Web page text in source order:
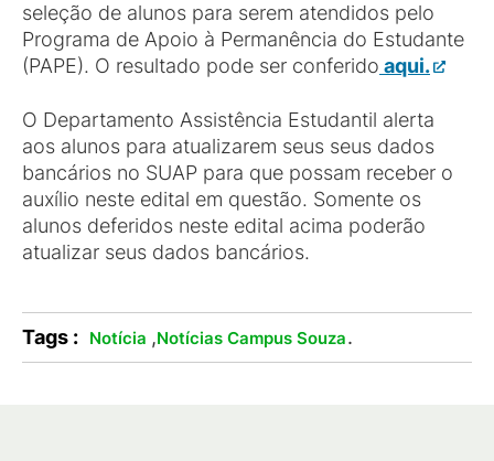
seleção de alunos para serem atendidos pelo
Programa de Apoio à Permanência do Estudante
(PAPE). O resultado pode ser conferido aqui.
O Departamento Assistência Estudantil alerta
aos alunos para atualizarem seus seus dados
bancários no SUAP para que possam receber o
auxílio neste edital em questão. Somente os
alunos deferidos neste edital acima poderão
atualizar seus dados bancários.
Tags : Notícia ,Notícias Campus Souza.